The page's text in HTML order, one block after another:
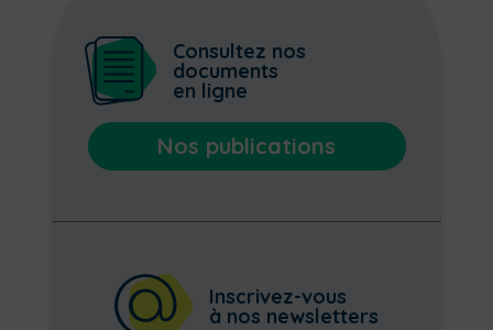
Consultez nos
documents
en ligne
Nos publications
Inscrivez-vous
à nos newsletters